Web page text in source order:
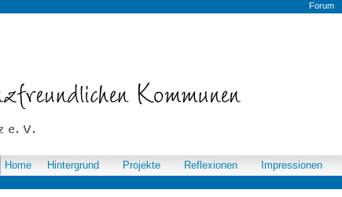
Forum
Home Hintergrund Projekte Reflexionen Impressionen